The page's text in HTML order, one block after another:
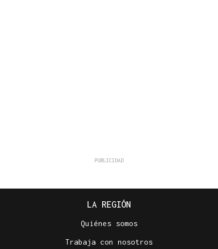
LA REGIÓN
Quiénes somos
Trabaja con nosotros